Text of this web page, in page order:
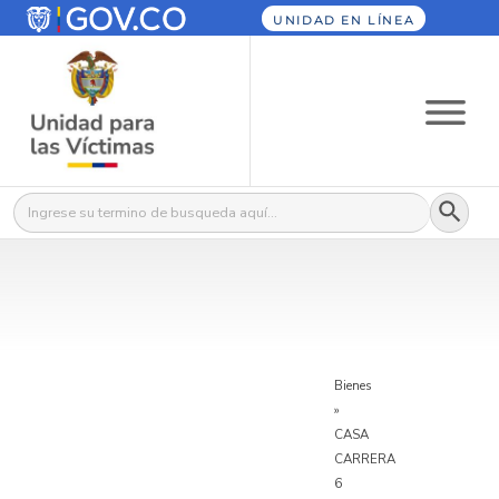
UNIDAD EN LÍNEA
Buscar: Botón
Bienes
»
CASA
CARRERA
6